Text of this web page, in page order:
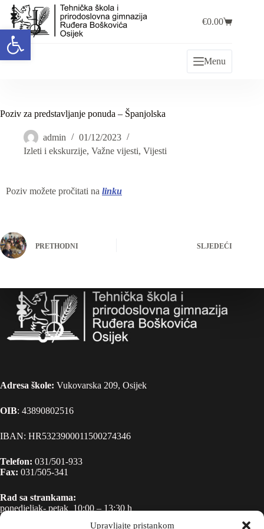
Open toolbar
Upravljajte pristankom
€0.00
Menu
Poziv za predstavljanje ponuda – Španjolska
admin
01/12/2023
Izleti i ekskurzije, Važne vijesti, Vijesti
Poziv možete pročitati na linku
PRETHODNI SLJEDEĆI
Adresa škole: Vukovarska 209, Osijek
OIB: 43890802516
IBAN: HR5323900011500274346
Telefon: 031/501-933
Fax: 031/505-341
Rad sa strankama:
ponedjeljak- petak 10:00 – 13:30 h